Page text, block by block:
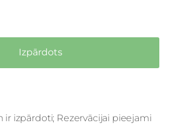
Izpārdots
ir izpārdoti; Rezervācijai pieejami